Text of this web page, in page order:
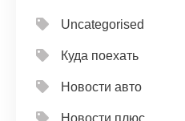
Uncategorised
Куда поехать
Новости авто
Новости плюс